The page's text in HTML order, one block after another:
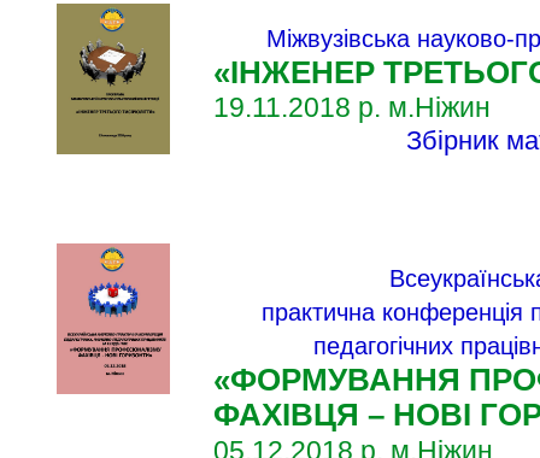
Міжвузівська науково-
«ІНЖЕНЕР
19.11.2018 р.​ м.Ніжин
Збірник
практична конференція
педагогічних
«ФОРМУВАННЯ
ФАХІВЦЯ – НОВІ
05.12.2018 р.​ м.Ніжин